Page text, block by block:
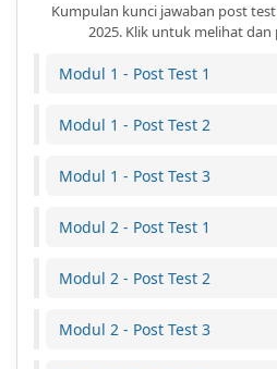
Kumpulan kunci jawaban post
2025. Klik untuk melihat
Modul 1 - Post Test 1
Modul 1 - Post Test 2
Modul 1 - Post Test 3
Modul 2 - Post Test 1
Modul 2 - Post Test 2
Modul 2 - Post Test 3